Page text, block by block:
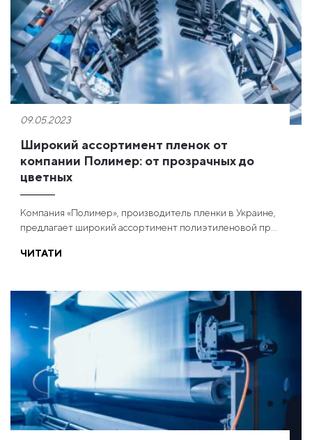
09.05.2023
Широкий ассортимент пленок от
компании Полимер: от прозрачных до
цветных
Компания «Полимер», производитель пленки в Украине,
предлагает широкий ассортимент полиэтиленовой пр...
ЧИТАТИ